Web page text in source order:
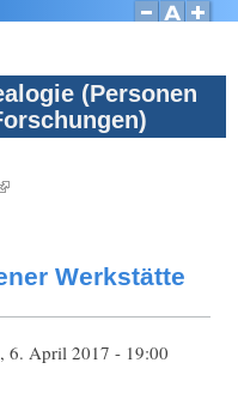
(Personen
ist extern)
Werkstätte
6. April 2017 - 19:00